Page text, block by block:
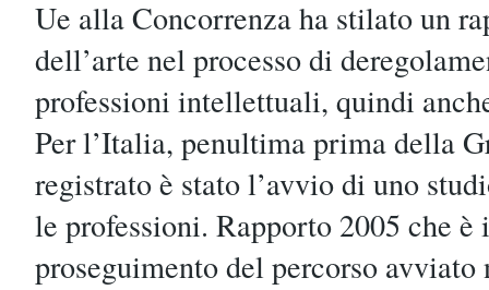
Ue alla Concorrenza ha stilato un
dell’arte nel processo di
professioni intellettuali, quindi
Per l’Italia, penultima prima della
registrato è stato l’avvio di uno
le professioni. Rapporto 2005 che è
proseguimento del percorso